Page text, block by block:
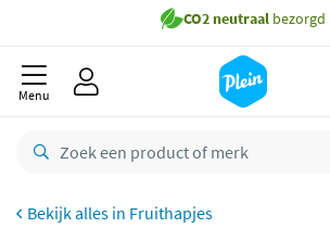
Gratisbezorging vanaf
Bestelling uiterlijkwoensdag
Gratisretourneren
Menu
Fruithapjes